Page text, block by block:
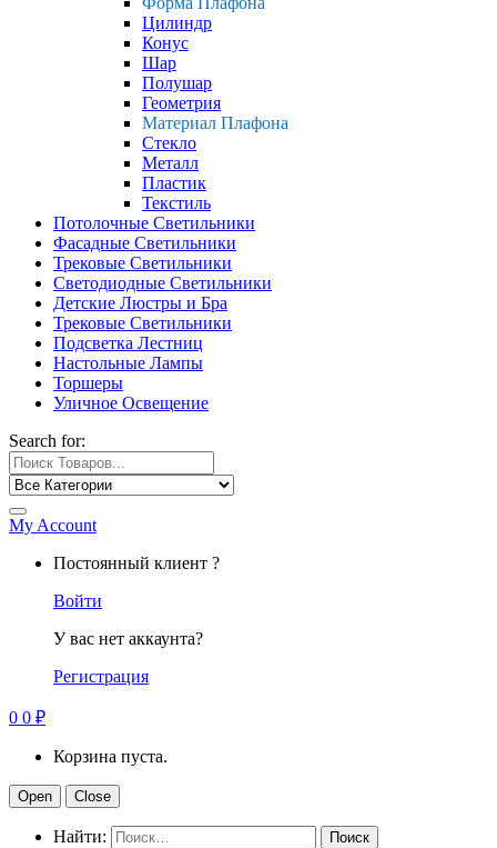
Цилиндр
Конус
Шар
Полушар
Геометрия
Материал Плафона
Стекло
Металл
Пластик
Текстиль
Потолочные Светильники
Фасадные Светильники
Трековые Светильники
Светодиодные Светильники
Детские Люстры и Бра
Трековые Светильники
Подсветка Лестниц
Настольные Лампы
Торшеры
Уличное Освещение
Search for:
My Account
Постоянный клиент ?
Войти
У вас нет аккаунта?
Регистрация
0 0 ₽
Корзина пуста.
Open Close
Найти: